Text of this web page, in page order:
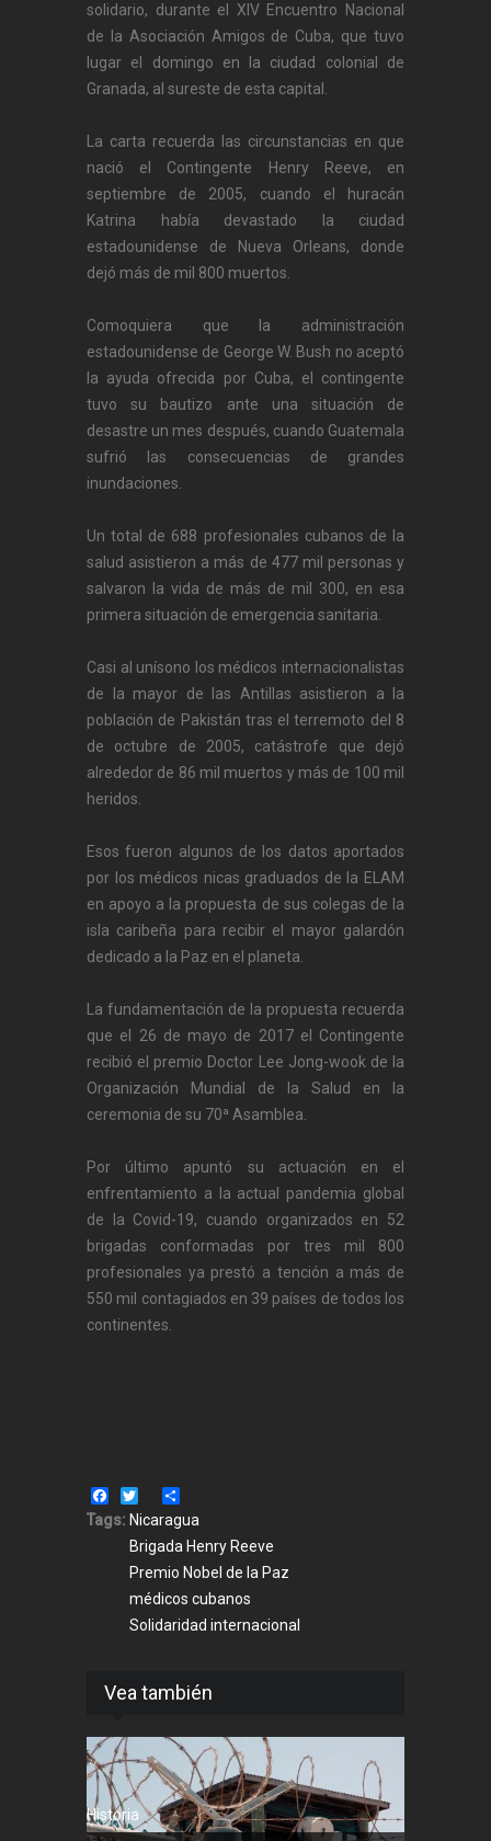
solidario, durante el XIV Encuentro Nacional
de la Asociación Amigos de Cuba, que tuvo
lugar el domingo en la ciudad colonial de
Granada, al sureste de esta capital.
La carta recuerda las circunstancias en que
nació el Contingente Henry Reeve, en
septiembre de 2005, cuando el huracán
Katrina había devastado la ciudad
estadounidense de Nueva Orleans, donde
dejó más de mil 800 muertos.
Comoquiera que la administración
estadounidense de George W. Bush no aceptó
la ayuda ofrecida por Cuba, el contingente
tuvo su bautizo ante una situación de
desastre un mes después, cuando Guatemala
sufrió las consecuencias de grandes
inundaciones.
Un total de 688 profesionales cubanos de la
salud asistieron a más de 477 mil personas y
salvaron la vida de más de mil 300, en esa
primera situación de emergencia sanitaria.
Casi al unísono los médicos internacionalistas
de la mayor de las Antillas asistieron a la
población de Pakistán tras el terremoto del 8
de octubre de 2005, catástrofe que dejó
alrededor de 86 mil muertos y más de 100 mil
heridos.
Esos fueron algunos de los datos aportados
por los médicos nicas graduados de la ELAM
en apoyo a la propuesta de sus colegas de la
isla caribeña para recibir el mayor galardón
dedicado a la Paz en el planeta.
La fundamentación de la propuesta recuerda
que el 26 de mayo de 2017 el Contingente
recibió el premio Doctor Lee Jong-wook de la
Organización Mundial de la Salud en la
ceremonia de su 70ª Asamblea.
Por último apuntó su actuación en el
enfrentamiento a la actual pandemia global
de la Covid-19, cuando organizados en 52
brigadas conformadas por tres mil 800
profesionales ya prestó a tención a más de
550 mil contagiados en 39 países de todos los
continentes.
Facebook
Twitter
Tags: Nicaragua
Brigada Henry Reeve
Premio Nobel de la Paz
médicos cubanos
Solidaridad internacional
Vea también
Historia